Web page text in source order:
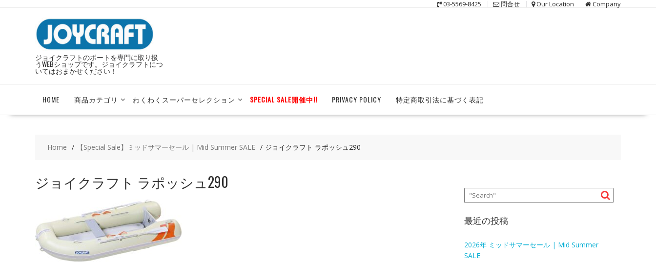
03-5569-8425 問合せ Our Location Company
ジョイクラフトのボートを専門に取り扱
うWEBショップです。ジョイクラフトにつ
いてはおまかせください！
HOME 商品カテゴリ わくわくスーパーセレクション SPECIAL SALE開催中!! PRIVACY POLICY 特定商取引法に基づく表記
Home 【Special Sale】ミッドサマーセール | Mid Summer SALE ジョイクラフト ラポッシュ290
ジョイクラフト ラポッシュ290
最近の投稿
2026年 ミッドサマーセール | Mid Summer
SALE